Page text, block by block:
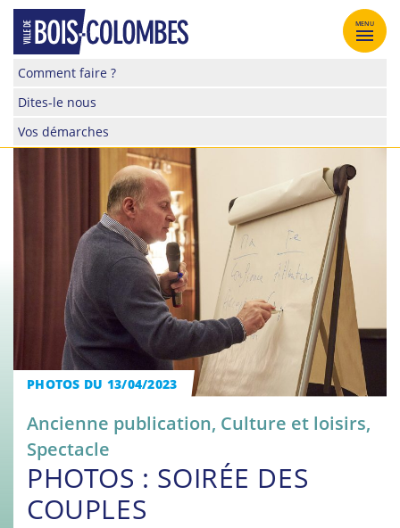
Skip
content
Site
de
la
Comment faire ?
Dites-le nous
Vos démarches
MENU
PHOTOS DU 13/04/2023
Ancienne publication, Culture et loisirs,
Spectacle
PHOTOS : SOIRÉE DES
COUPLES